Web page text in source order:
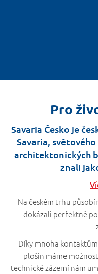
Pro
Savaria Česko je
Savaria,
architektonických
znali
Na českém trhu
dokázali perfektně
Díky mnoha
plošin máme
technické zázemí nám